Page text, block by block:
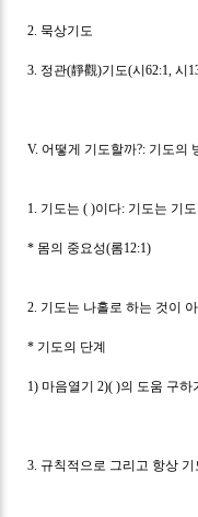
2. 묵상기도
3. 정관(靜觀)기도(시62:1,시
V. 어떻게 기도할까?: 기도의
1. 기도는( )이다: 기도는 기
* 몸의 중요성(롬12:1)
2. 기도는 나홀로 하는 것이
* 기도의 단계
1) 마음열기2)( )의 도움 구
3. 규칙적으로 그리고 항상